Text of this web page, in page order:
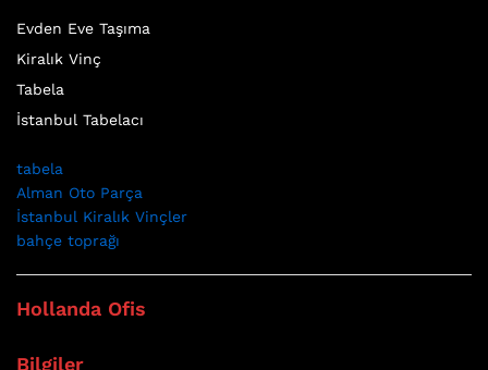
Evden Eve Taşıma
Kiralık Vinç
Tabela
İstanbul Tabelacı
tabela
Alman Oto Parça
İstanbul Kiralık Vinçler
bahçe toprağı
Hollanda Ofis
Bilgiler